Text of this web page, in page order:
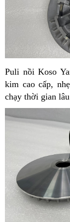
Puli nồi Koso
kim cao cấp,
chạy thời gian